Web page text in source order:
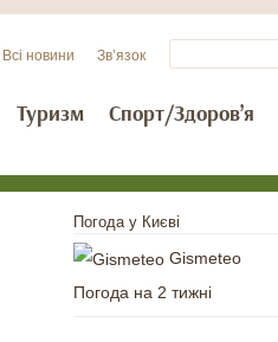
Туризм Спорт/Здоров’я
Всі новини Зв’язок
Погода у Києві
Gismeteo
Погода на 2 тижні